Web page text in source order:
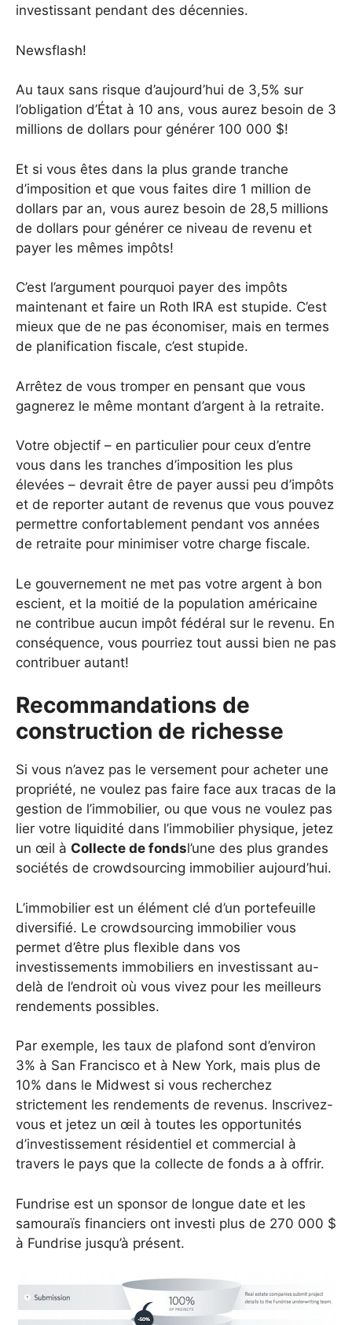
investissant pendant des décennies.
Newsflash!
Au taux sans risque d’aujourd’hui de 3,5% sur
l’obligation d’État à 10 ans, vous aurez besoin de 3
millions de dollars pour générer 100 000 $!
Et si vous êtes dans la plus grande tranche
d’imposition et que vous faites dire 1 million de
dollars par an, vous aurez besoin de 28,5 millions
de dollars pour générer ce niveau de revenu et
payer les mêmes impôts!
C’est l’argument pourquoi payer des impôts
maintenant et faire un Roth IRA est stupide. C’est
mieux que de ne pas économiser, mais en termes
de planification fiscale, c’est stupide.
Arrêtez de vous tromper en pensant que vous
gagnerez le même montant d’argent à la retraite.
Votre objectif – en particulier pour ceux d’entre
vous dans les tranches d’imposition les plus
élevées – devrait être de payer aussi peu d’impôts
et de reporter autant de revenus que vous pouvez
permettre confortablement pendant vos années
de retraite pour minimiser votre charge fiscale.
Le gouvernement ne met pas votre argent à bon
escient, et la moitié de la population américaine
ne contribue aucun impôt fédéral sur le revenu. En
conséquence, vous pourriez tout aussi bien ne pas
contribuer autant!
Recommandations de
construction de richesse
Si vous n’avez pas le versement pour acheter une
propriété, ne voulez pas faire face aux tracas de la
gestion de l’immobilier, ou que vous ne voulez pas
lier votre liquidité dans l’immobilier physique, jetez
un œil à Collecte de fondsl’une des plus grandes
sociétés de crowdsourcing immobilier aujourd’hui.
L’immobilier est un élément clé d’un portefeuille
diversifié. Le crowdsourcing immobilier vous
permet d’être plus flexible dans vos
investissements immobiliers en investissant au-
delà de l’endroit où vous vivez pour les meilleurs
rendements possibles.
Par exemple, les taux de plafond sont d’environ
3% à San Francisco et à New York, mais plus de
10% dans le Midwest si vous recherchez
strictement les rendements de revenus. Inscrivez-
vous et jetez un œil à toutes les opportunités
d’investissement résidentiel et commercial à
travers le pays que la collecte de fonds a à offrir.
Fundrise est un sponsor de longue date et les
samouraïs financiers ont investi plus de 270 000 $
à Fundrise jusqu’à présent.